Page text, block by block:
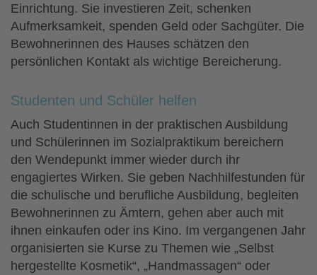
Einrichtung. Sie investieren Zeit, schenken
Aufmerksamkeit, spenden Geld oder Sachgüter. Die
Bewohnerinnen des Hauses schätzen den
persönlichen Kontakt als wichtige Bereicherung.
Studenten und Schüler helfen
Auch Studentinnen in der praktischen Ausbildung
und Schülerinnen im Sozialpraktikum bereichern
den Wendepunkt immer wieder durch ihr
engagiertes Wirken. Sie geben Nachhilfestunden für
die schulische und berufliche Ausbildung, begleiten
Bewohnerinnen zu Ämtern, gehen aber auch mit
ihnen einkaufen oder ins Kino. Im vergangenen Jahr
organisierten sie Kurse zu Themen wie „Selbst
hergestellte Kosmetik“, „Handmassagen“ oder